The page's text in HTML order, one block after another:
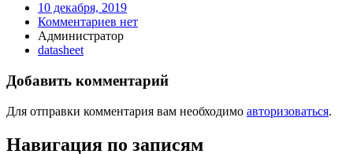
10 декабря, 2019
Комментариев нет
Администратор
datasheet
Добавить комментарий
Для отправки комментария вам необходимо авторизоваться.
Навигация по записям